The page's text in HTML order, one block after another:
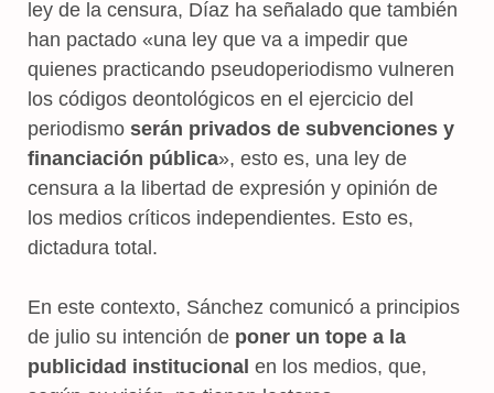
ley de la censura, Díaz ha señalado que también
han pactado «una ley que va a impedir que
quienes practicando pseudoperiodismo vulneren
los códigos deontológicos en el ejercicio del
periodismo serán privados de subvenciones y
financiación pública», esto es, una ley de
censura a la libertad de expresión y opinión de
los medios críticos independientes. Esto es,
dictadura total.
En este contexto, Sánchez comunicó a principios
de julio su intención de poner un tope a la
publicidad institucional en los medios, que,